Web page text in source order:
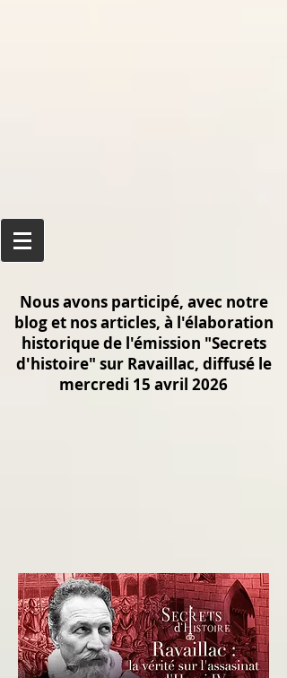
Nous avons participé, avec notre
blog et nos articles, à l'élaboration
historique de l'émission "Secrets
d'histoire" sur Ravaillac, diffusé le
mercredi 15 avril 2026